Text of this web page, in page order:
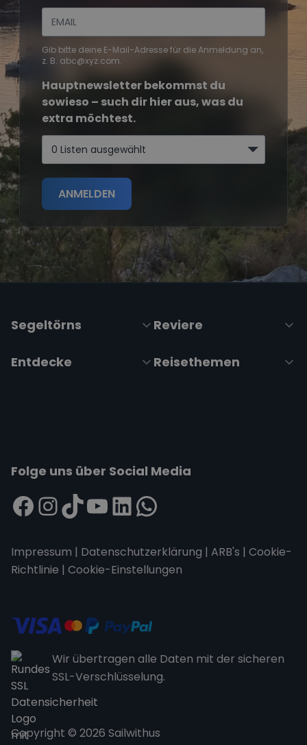
Gib bitte deine E-Mail-Adresse für die Anmeldung an,
z. B. abc@xyz.com.
Hauptnewsletter bekommst du
sowieso – such dir hier aus, was du
extra möchtest.
0 Listen ausgewählt
ANMELDEN
Segeltörns Reviere
Entdecke Reisethemen
Folge uns über Social Media
Impressum | Datenschutzerklärung | ARB's | Cookie-
Richtlinie | Cookie-Einstellungen
Wir übertragen alle Daten mit der sicheren
SSL-Verschlüsselung.
Copyright © 2026 Sailwithus